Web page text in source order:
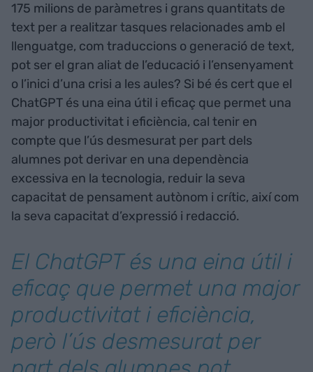
175 milions de paràmetres i grans quantitats de
text per a realitzar tasques relacionades amb el
llenguatge, com traduccions o generació de text,
pot ser el gran aliat de l’educació i l’ensenyament
o l’inici d’una crisi a les aules? Si bé és cert que el
ChatGPT és una eina útil i eficaç que permet una
major productivitat i eficiència, cal tenir en
compte que l’ús desmesurat per part dels
alumnes pot derivar en una dependència
excessiva en la tecnologia, reduir la seva
capacitat de pensament autònom i crític, així com
la seva capacitat d’expressió i redacció.
El ChatGPT és una eina útil i
eficaç que permet una major
productivitat i eficiència,
però l’ús desmesurat per